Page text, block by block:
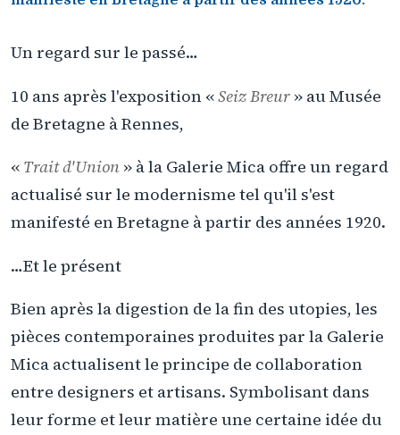
Un regard sur le passé…
10 ans après l'exposition «Seiz Breur » au Musée
de Bretagne à Rennes,
« Trait d'Union » à la Galerie Mica offre un regard
actualisé sur le modernisme tel qu'il s'est
manifesté en Bretagne à partir des années 1920.
…Et le présent
Bien après la digestion de la fin des utopies, les
pièces contemporaines produites par la Galerie
Mica actualisent le principe de collaboration
entre designers et artisans. Symbolisant dans
leur forme et leur matière une certaine idée du